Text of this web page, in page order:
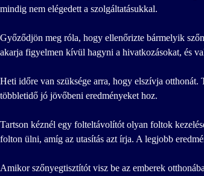
mindig nem elégedett a szolgáltatásukkal.
Győződjön meg róla, hogy ellenőrizte bármelyik
akarja figyelmen kívül hagyni a hivatkozásokat, és
Heti időre van szüksége arra, hogy elszívja otthonát.
többletidő jó jövőbeni eredményeket hoz.
Tartson kéznél egy folteltávolítót olyan foltok
folton ülni, amíg az utasítás azt írja. A legjobb
Amikor szőnyegtisztítót visz be az emberek